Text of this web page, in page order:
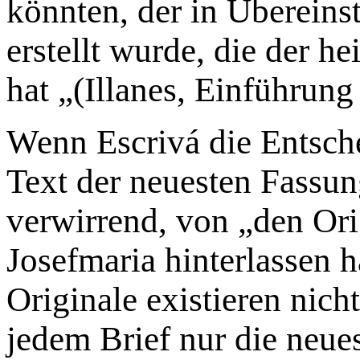
könnten, der in
erstellt wurde, die der
hat „(Illanes,
Wenn Escrivá die
Text der neuesten
verwirrend, von „den
Josefmaria hinterlassen
Originale existieren
jedem Brief nur die